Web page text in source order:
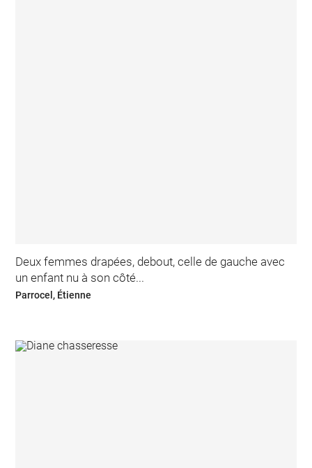
Deux femmes drapées, debout, celle de gauche avec
un enfant nu à son côté...
Parrocel, Étienne